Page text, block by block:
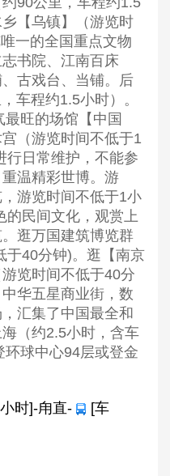
【乌镇】（游览时
一的全国重点文物
书院、江南百床
古戏台、当铺。后
车程约1.5小时）。
旺的场馆【中国
（游览时间不低于1
行日常维护，不能参
温精彩世博。游
，游览时间不低于1小
的民间文化，观赏上
逛万国建筑博览群
于40分钟)。逛【南京
览时间不低于40分
华五星商业街，数
汇集了中国最全和
（约2.5小时，含车
球中心94层或登金
时]-甪直-
[车